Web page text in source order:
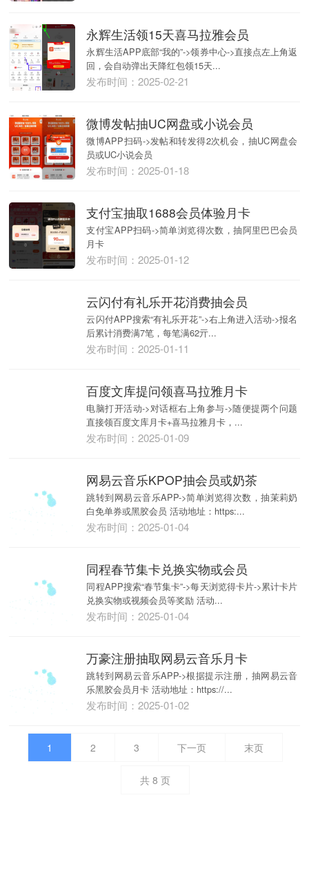
永辉生活领15天喜马拉雅会员
永辉生活APP底部“我的”->领券中心->直接点左上角返
回，会自动弹出天降红包领15天...
发布时间：2025-02-21
微博发帖抽UC网盘或小说会员
微博APP扫码->发帖和转发得2次机会，抽UC网盘会
员或UC小说会员
发布时间：2025-01-18
支付宝抽取1688会员体验月卡
支付宝APP扫码->简单浏览得次数，抽阿里巴巴会员
月卡
发布时间：2025-01-12
云闪付有礼乐开花消费抽会员
云闪付APP搜索“有礼乐开花”->右上角进入活动->报名
后累计消费满7笔，每笔满62亓...
发布时间：2025-01-11
百度文库提问领喜马拉雅月卡
电脑打开活动->对话框右上角参与->随便提两个问题
直接领百度文库月卡+喜马拉雅月卡，...
发布时间：2025-01-09
网易云音乐KPOP抽会员或奶茶
跳转到网易云音乐APP->简单浏览得次数，抽茉莉奶
白免单券或黑胶会员 活动地址：https:...
发布时间：2025-01-04
同程春节集卡兑换实物或会员
同程APP搜索“春节集卡”->每天浏览得卡片->累计卡片
兑换实物或视频会员等奖励 活动...
发布时间：2025-01-04
万豪注册抽取网易云音乐月卡
跳转到网易云音乐APP->根据提示注册，抽网易云音
乐黑胶会员月卡 活动地址：https://...
发布时间：2025-01-02
1 2 3 下一页 末页
共 8 页